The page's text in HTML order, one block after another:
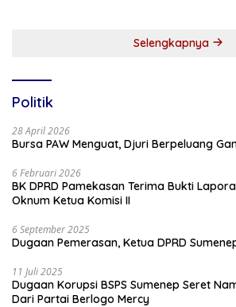
Selengkapnya
Politik
28 April 2026
Bursa PAW Menguat, Djuri Berpeluang
6 Februari 2026
BK DPRD Pamekasan Terima Bukti
Oknum Ketua Komisi II
6 September 2025
Dugaan Pemerasan, Ketua DPRD
11 Juli 2025
Dugaan Korupsi BSPS Sumenep Seret
Dari Partai Berlogo Mercy